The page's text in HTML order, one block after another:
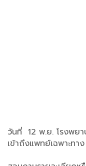
วันที่ 12 พ.ย. โรงพยา
เข้าถึงแพทย์เฉพาะทา